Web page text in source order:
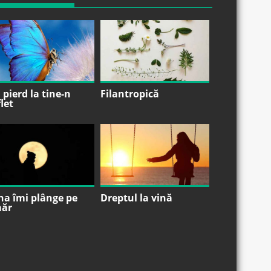
pierd la tine-n Filantropică
îmi plânge pe Dreptul la vină